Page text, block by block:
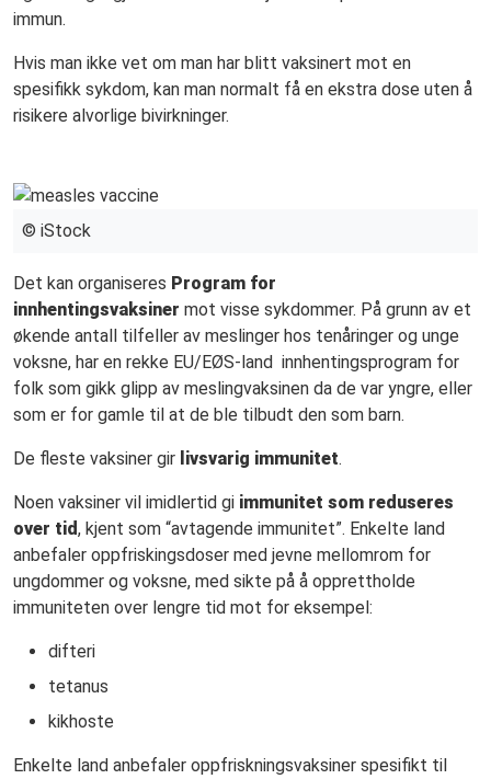
immun.
Hvis man ikke vet om man har blitt vaksinert mot en
spesifikk sykdom, kan man normalt få en ekstra dose uten å
risikere alvorlige bivirkninger.
© iStock
Det kan organiseres Program for
innhentingsvaksiner mot visse sykdommer. På grunn av et
økende antall tilfeller av meslinger hos tenåringer og unge
voksne, har en rekke EU/EØS-land innhentingsprogram for
folk som gikk glipp av meslingvaksinen da de var yngre, eller
som er for gamle til at de ble tilbudt den som barn.
De fleste vaksiner gir livsvarig immunitet.
Noen vaksiner vil imidlertid gi immunitet som reduseres
over tid, kjent som “avtagende immunitet”. Enkelte land
anbefaler oppfriskingsdoser med jevne mellomrom for
ungdommer og voksne, med sikte på å opprettholde
immuniteten over lengre tid mot for eksempel:
difteri
tetanus
kikhoste
Enkelte land anbefaler oppfriskningsvaksiner spesifikt til